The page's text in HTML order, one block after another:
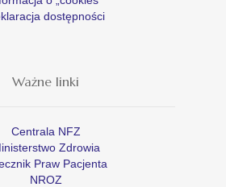
dostępności
Ważne linki
Centrala NFZ
Zdrowia
Praw Pacjenta
NROZ